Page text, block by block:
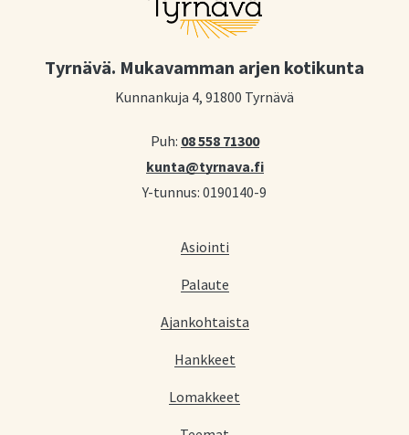
Tyrnävä. Mukavamman arjen kotikunta
Kunnankuja 4, 91800 Tyrnävä
Puh: 08 558 71300
kunta@tyrnava.fi
Y-tunnus: 0190140-9
Asiointi
Palaute
Ajankohtaista
Hankkeet
Lomakkeet